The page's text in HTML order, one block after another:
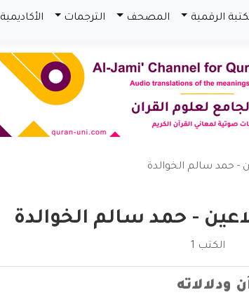
الرقمية المصحف الترجمات الأكاديمية
- حمد سالم الخوالدة
- حمد سالم الخوالدة
الكتب 1
ودلالاته